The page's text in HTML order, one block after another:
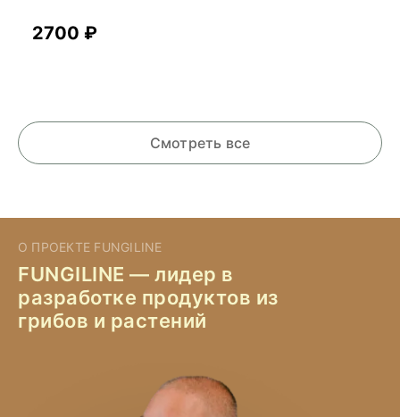
2700 ₽
Смотреть все
О ПРОЕКТЕ FUNGILINE
FUNGILINE — лидер в
разработке продуктов из
грибов и растений